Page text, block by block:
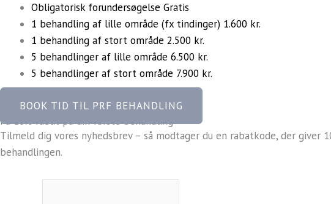
Obligatorisk forundersøgelse Gratis
1 behandling af lille område (fx tindinger) 1.600 kr.
1 behandling af stort område 2.500 kr.
5 behandlinger af lille område 6.500 kr.
5 behandlinger af stort område 7.900 kr.
BOOK TID TIL PRF BEHANDLING
Få 10% rabat på din første behandling
Tilmeld dig vores nyhedsbrev – så modtager du en rabatkode, der
behandlingen.